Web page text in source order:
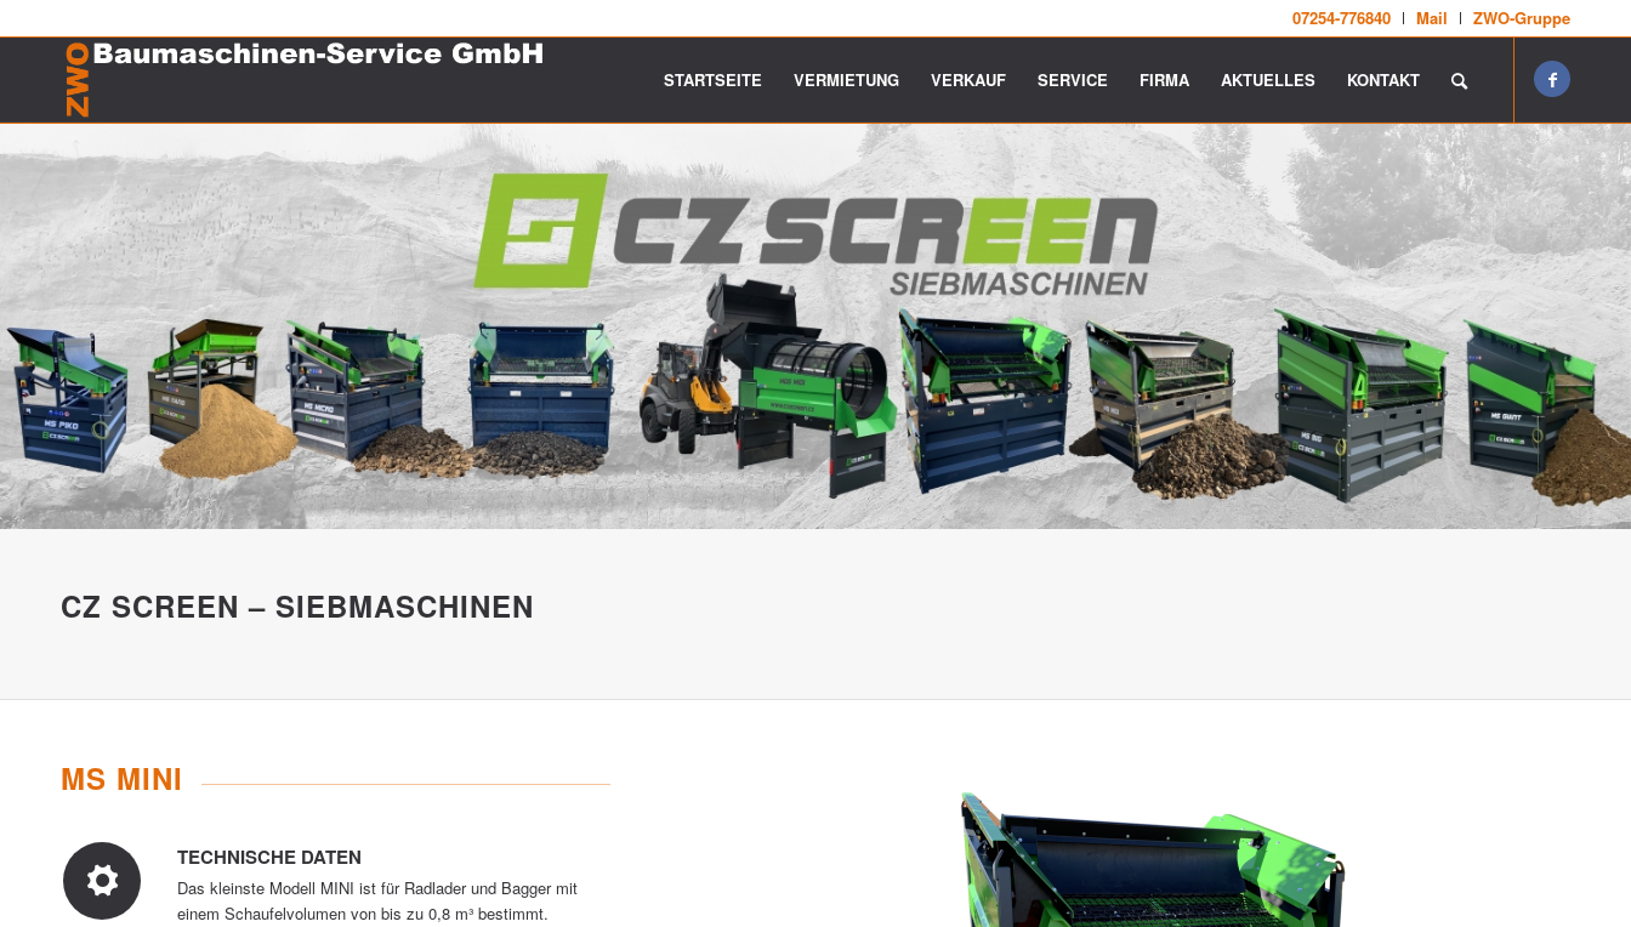
07254-776840 Mail ZWO-Gruppe
STARTSEITE VERMIETUNG VERKAUF SERVICE FIRMA AKTUELLES KONTAKT
CZ SCREEN – SIEBMASCHINEN
MS MINI
TECHNISCHE DATEN
Das kleinste Modell MINI ist für Radlader und Bagger mit
einem Schaufelvolumen von bis zu 0,8 m³ bestimmt.